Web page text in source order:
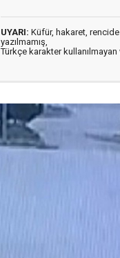
UYARI: Küfür, hakaret,
yazılmamış,
Türkçe karakter